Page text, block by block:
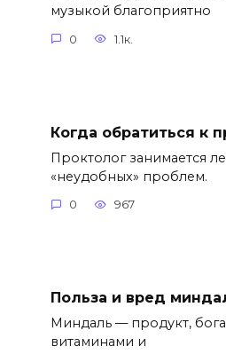
музыкой благоприятно
0 1.1к.
Когда обратиться к
Проктолог занимается
«неудобных» проблем.
0 967
Польза и вред
Миндаль — продукт,
витаминами и